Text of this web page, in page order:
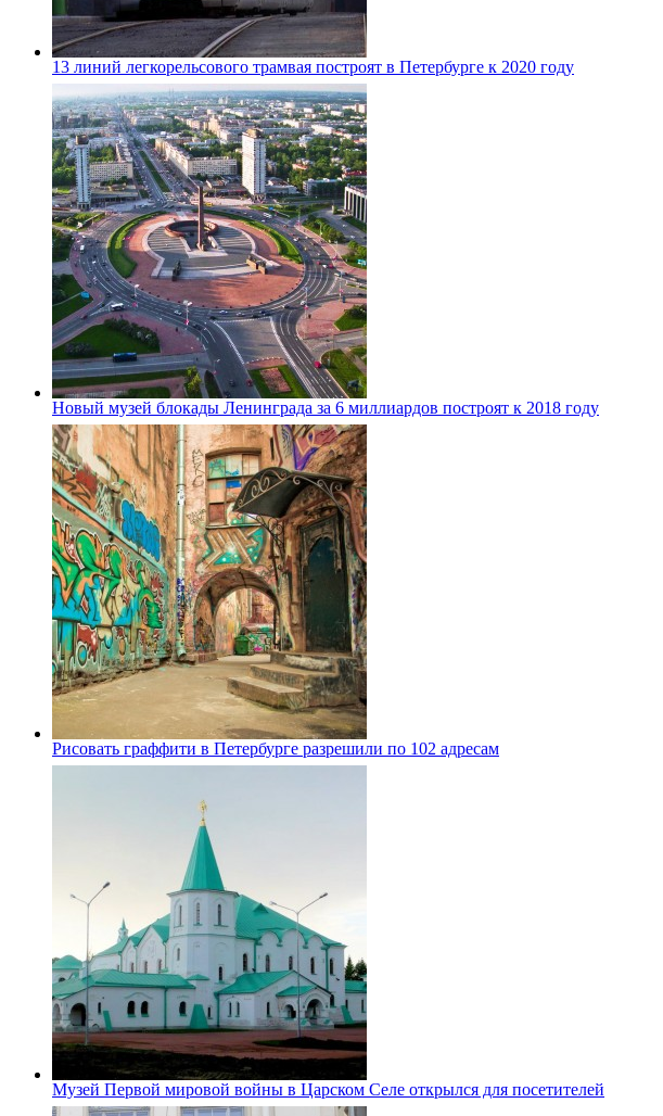
13 линий легкорельсового трамвая построят в Петербурге к 2020 году
Новый музей блокады Ленинграда за 6 миллиардов построят к 2018 году
Рисовать граффити в Петербурге разрешили по 102 адресам
Музей Первой мировой войны в Царском Селе открылся для посетителей